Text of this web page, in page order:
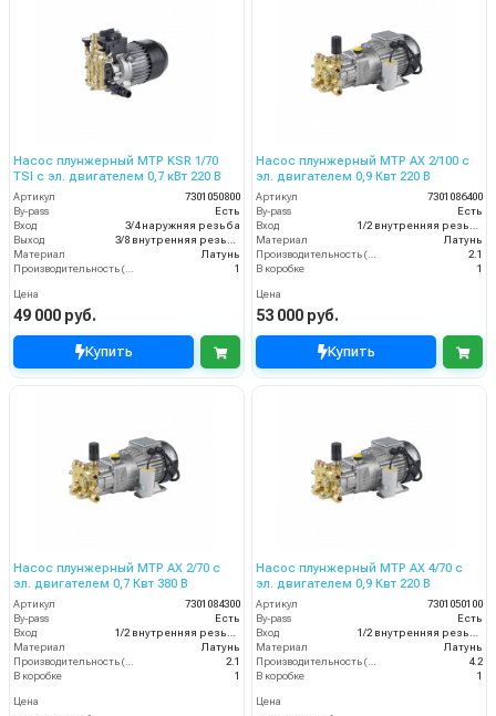
Насос плунжерный MTP KSR 1/70
TSI с эл. двигателем 0,7 кВт 220 В
Артикул
7301050800
By-pass
Есть
Вход
3/4 наружняя резьба
Выход
3/8 внутренняя резьба
Материал
Латунь
Производительность (л/мин)
1
Цена
49 000 руб.
Купить
Насос плунжерный MTP AX 2/100 с
эл. двигателем 0,9 Квт 220 В
Артикул
7301086400
By-pass
Есть
Вход
1/2 внутренняя резьба
Материал
Латунь
Производительность (л/мин)
2.1
В коробке
1
Цена
53 000 руб.
Купить
Насос плунжерный MTP AX 2/70 с
эл. двигателем 0,7 Квт 380 В
Артикул
7301084300
By-pass
Есть
Вход
1/2 внутренняя резьба
Материал
Латунь
Производительность (л/мин)
2.1
В коробке
1
Цена
Насос плунжерный MTP AX 4/70 с
эл. двигателем 0,9 Квт 220 В
Артикул
7301050100
By-pass
Есть
Вход
1/2 внутренняя резьба
Материал
Латунь
Производительность (л/мин)
4.2
В коробке
1
Цена